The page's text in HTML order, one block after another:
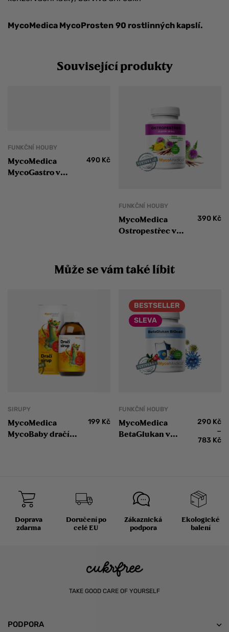
MycoMedica MycoProsten 90 rostlinných kapslí.
Související produkty
FUNKČNÍ HOUBY
MycoMedica
MycoGastro v
490 Kč
FUNKČNÍ HOUBY
MycoMedica
Ostropestřec v
390 Kč
Může se vám také líbit
SIRUPY
MycoMedica
MycoBaby dračí
199 Kč
BESTSELLER
SLEVA
FUNKČNÍ HOUBY
MycoMedica
BetaGlukan v
290 Kč
–
783 Kč
Doprava
zdarma
Doručení po
celé EU
Zákaznická
podpora
Ekologické
balení
TAKE GOOD CARE OF YOURSELF
PODPORA